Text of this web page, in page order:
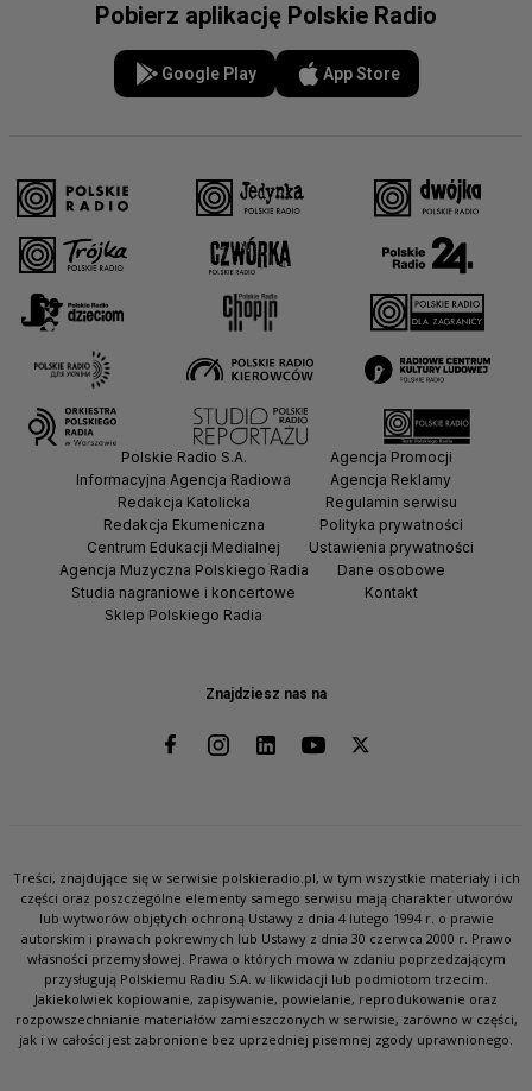
Pobierz aplikację Polskie Radio
Google Play App Store
Znajdziesz nas na
Polskie Radio S.A.
Informacyjna Agencja Radiowa
Redakcja Katolicka
Redakcja Ekumeniczna
Centrum Edukacji Medialnej
Agencja Muzyczna Polskiego Radia
Studia nagraniowe i koncertowe
Sklep Polskiego Radia
Agencja Promocji
Agencja Reklamy
Regulamin serwisu
Polityka prywatności
Ustawienia prywatności
Dane osobowe
Kontakt
Treści, znajdujące się w serwisie polskieradio.pl, w tym wszystkie materiały i ich
części oraz poszczególne elementy samego serwisu mają charakter utworów
lub wytworów objętych ochroną Ustawy z dnia 4 lutego 1994 r. o prawie
autorskim i prawach pokrewnych lub Ustawy z dnia 30 czerwca 2000 r. Prawo
własności przemysłowej. Prawa o których mowa w zdaniu poprzedzającym
przysługują Polskiemu Radiu S.A. w likwidacji lub podmiotom trzecim.
Jakiekolwiek kopiowanie, zapisywanie, powielanie, reprodukowanie oraz
rozpowszechnianie materiałów zamieszczonych w serwisie, zarówno w części,
jak i w całości jest zabronione bez uprzedniej pisemnej zgody uprawnionego.